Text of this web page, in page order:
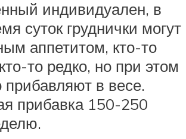
индивидуален, в
суток груднички могут
аппетитом, кто-то
то редко, но при этом
в весе.
прибавка 150-250